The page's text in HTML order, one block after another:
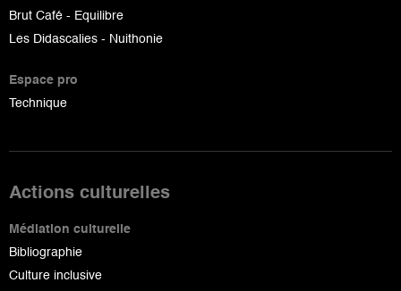
Brut Café - Equilibre
Les Didascalies - Nuithonie
Espace pro
Technique
Actions culturelles
Médiation culturelle
Bibliographie
Culture inclusive